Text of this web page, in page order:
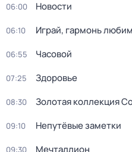
06:00 Новости
06:10 Играй, гармонь
06:55 Часовой
07:25 Здоровье
08:30 Золотая коллекция
09:10 Непутёвые заметки
09:30 Мечталлион